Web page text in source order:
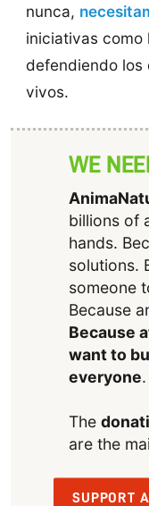
nunca,
iniciativas como
defendiendo los
vivos.
WE
billions of
hands.
solutions.
someone
Because
Because
want to
everyone.
The
are the
SUPPORT